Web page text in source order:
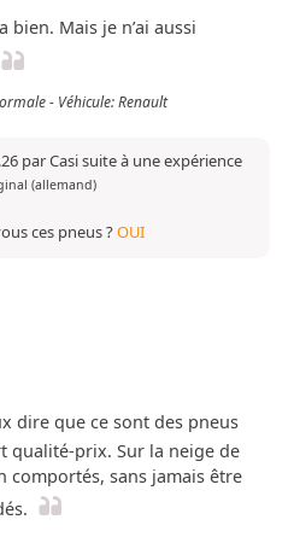
bien. Mais je n’ai aussi
- Véhicule: Renault
par Casi suite à une expérience
(allemand)
ces pneus ?OUI
dire que ce sont des pneus
prix. Sur la neige de
comportés, sans jamais être